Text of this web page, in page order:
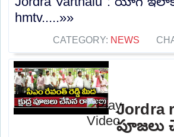
hmtv.....»»
CATEGORY: NEWS
Jordra
పూజలు